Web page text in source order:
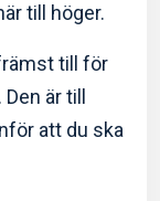
& prov
till höger.
till för
är till
att du ska